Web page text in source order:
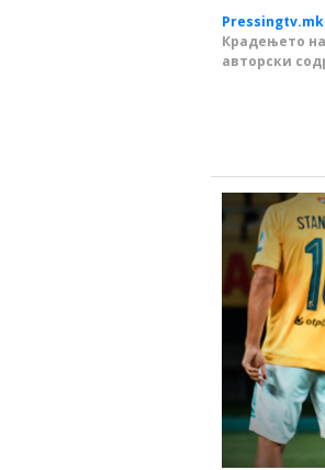
Pressingtv.mk
Крадењето
авторски